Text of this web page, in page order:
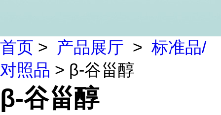
首页 > 产品展厅 > 标准品/
对照品 > β-谷甾醇
β-谷甾醇